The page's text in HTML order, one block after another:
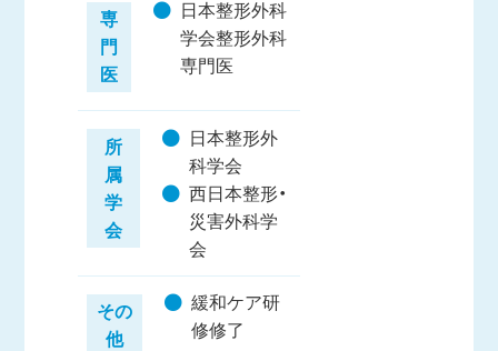
専
門
医
日本整形外科
学会整形外科
専門医
所
属
学
会
日本整形外
科学会
西日本整形・
災害外科学
会
その
他
緩和ケア研
修修了